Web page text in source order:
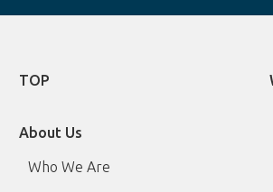
TOP
About Us
Who We Are